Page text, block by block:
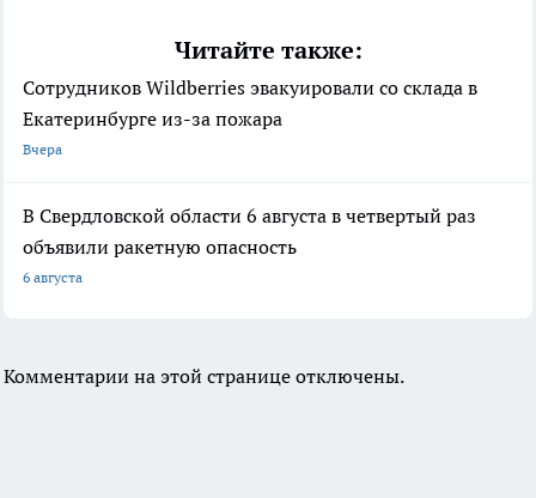
Читайте также:
Сотрудников Wildberries эвакуировали со склада в
Екатеринбурге из-за пожара
Вчера
В Свердловской области 6 августа в четвертый раз
объявили ракетную опасность
6 августа
Комментарии на этой странице отключены.